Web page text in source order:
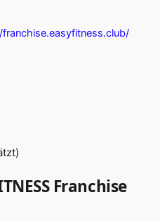
Franchise